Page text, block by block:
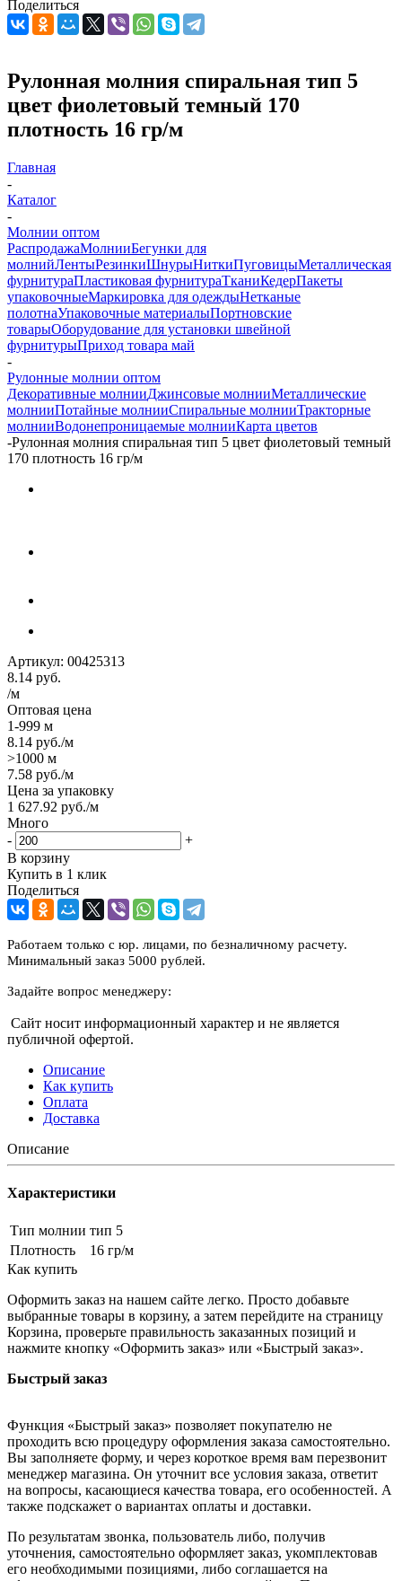
Поделиться
Рулонная молния спиральная тип 5
цвет фиолетовый темный 170
плотность 16 гр/м
Главная
-
Каталог
-
Молнии оптом
РаспродажаМолнииБегунки для
молнийЛентыРезинкиШнурыНиткиПуговицыМеталлическая
фурнитураПластиковая фурнитураТканиКедерПакеты
упаковочныеМаркировка для одеждыНетканые
полотнаУпаковочные материалыПортновские
товарыОборудование для установки швейной
фурнитурыПриход товара май
-
Рулонные молнии оптом
Декоративные молнииДжинсовые молнииМеталлические
молнииПотайные молнииСпиральные молнииТракторные
молнииВодонепроницаемые молнииКарта цветов
-Рулонная молния спиральная тип 5 цвет фиолетовый темный
170 плотность 16 гр/м
Артикул: 00425313
8.14 руб.
/м
Оптовая цена
1-999 м
8.14 руб./м
>1000 м
7.58 руб./м
Цена за упаковку
1 627.92 руб./м
Много
-
+
В корзину
Купить в 1 клик
Поделиться
Работаем только с юр. лицами, по безналичному расчету.
Минимальный заказ 5000 рублей.
Задайте вопрос менеджеру:
Сайт носит информационный характер и не является
публичной офертой.
Описание
Как купить
Оплата
Доставка
Описание
Характеристики
Тип молнии тип 5
Плотность
16 гр/м
Как купить
Оформить заказ на нашем сайте легко. Просто добавьте
выбранные товары в корзину, а затем перейдите на страницу
Корзина, проверьте правильность заказанных позиций и
нажмите кнопку «Оформить заказ» или «Быстрый заказ».
Быстрый заказ
Функция «Быстрый заказ» позволяет покупателю не
проходить всю процедуру оформления заказа самостоятельно.
Вы заполняете форму, и через короткое время вам перезвонит
менеджер магазина. Он уточнит все условия заказа, ответит
на вопросы, касающиеся качества товара, его особенностей. А
также подскажет о вариантах оплаты и доставки.
По результатам звонка, пользователь либо, получив
уточнения, самостоятельно оформляет заказ, укомплектовав
его необходимыми позициями, либо соглашается на